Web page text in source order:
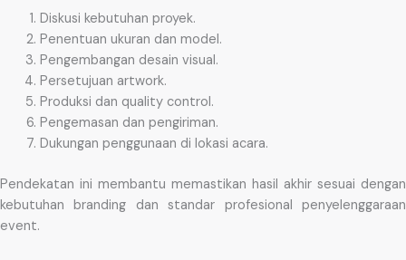
Diskusi kebutuhan proyek.
Penentuan ukuran dan model.
Pengembangan desain visual.
Persetujuan artwork.
Produksi dan quality control.
Pengemasan dan pengiriman.
Dukungan penggunaan di lokasi acara.
Pendekatan ini membantu memastikan hasil akhir sesuai dengan
kebutuhan branding dan standar profesional penyelenggaraan
event.